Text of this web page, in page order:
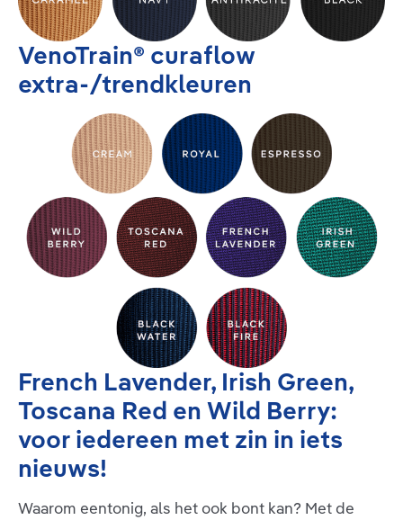
VenoTrain® curaflow
extra-/trendkleuren
French Lavender, Irish Green,
Toscana Red en Wild Berry:
voor iedereen met zin in iets
nieuws!
Waarom eentonig, als het ook bont kan? Met de